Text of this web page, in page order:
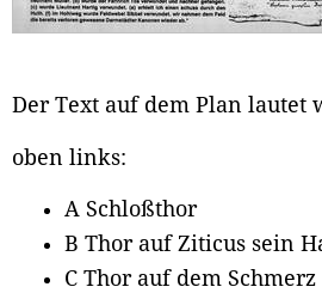
Der Text auf dem Plan lautet
oben links:
A Schloßthor
B Thor auf Ziticus sein
C Thor auf dem